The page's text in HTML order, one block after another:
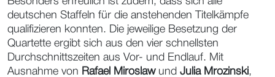
deutschen Staffeln für die anstehenden Titelkämpfe
qualifizieren konnten. Die jeweilige Besetzung der
Quartette ergibt sich aus den vier schnellsten
Durchschnittszeiten aus Vor- und Endlauf. Mit
Ausnahme von Rafael Miroslawund Julia Mrozinski,